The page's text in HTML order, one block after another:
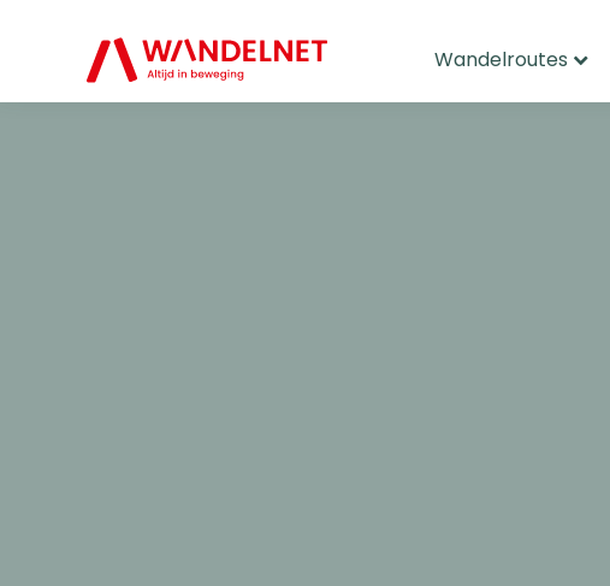
Wandelroutes